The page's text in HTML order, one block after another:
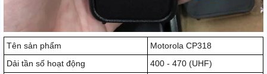
Tên sản phẩm
Motorola CP318
Dải tần số hoạt động
400 - 470 (UHF)